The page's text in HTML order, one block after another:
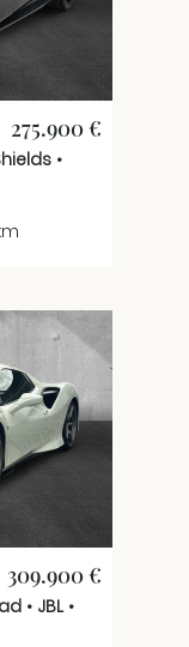
275.900 €
•
309.900 €
• JBL •